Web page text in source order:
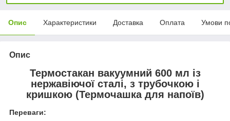
Опис Характеристики Доставка Оплата Умови
Опис
Термостакан вакуумний 600 мл із
нержавіючої сталі, з трубочкою і
кришкою (Термочашка для напоїв)
Переваги: